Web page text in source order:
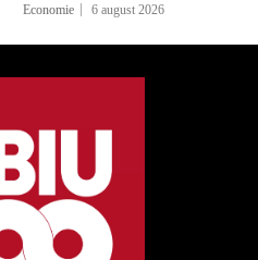
Economie 6 august 2026